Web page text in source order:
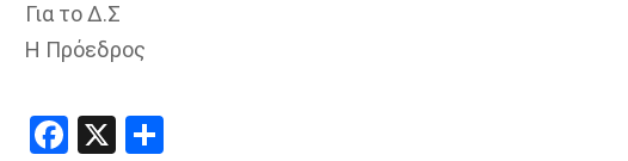
Για το Δ.Σ
Η Πρόεδρος
Facebook
X Share